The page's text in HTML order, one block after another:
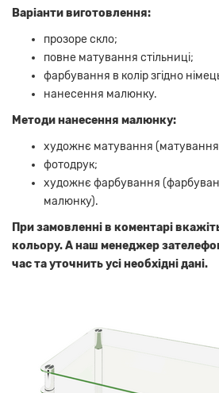
Варіанти виготовлення:
прозоре скло;
повне матування стільниці;
фарбування в колір згідно
нанесення малюнку.
Методи нанесення малюнку:
художнє матування
фотодрук;
художнє фарбування
малюнку).
При замовленні в коментарі
кольору. А наш менеджер
час та уточнить усі необхідні дані.